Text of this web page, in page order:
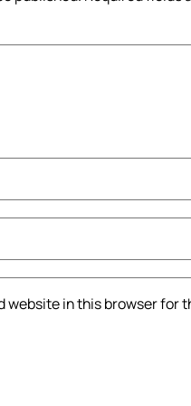
website in this browser for